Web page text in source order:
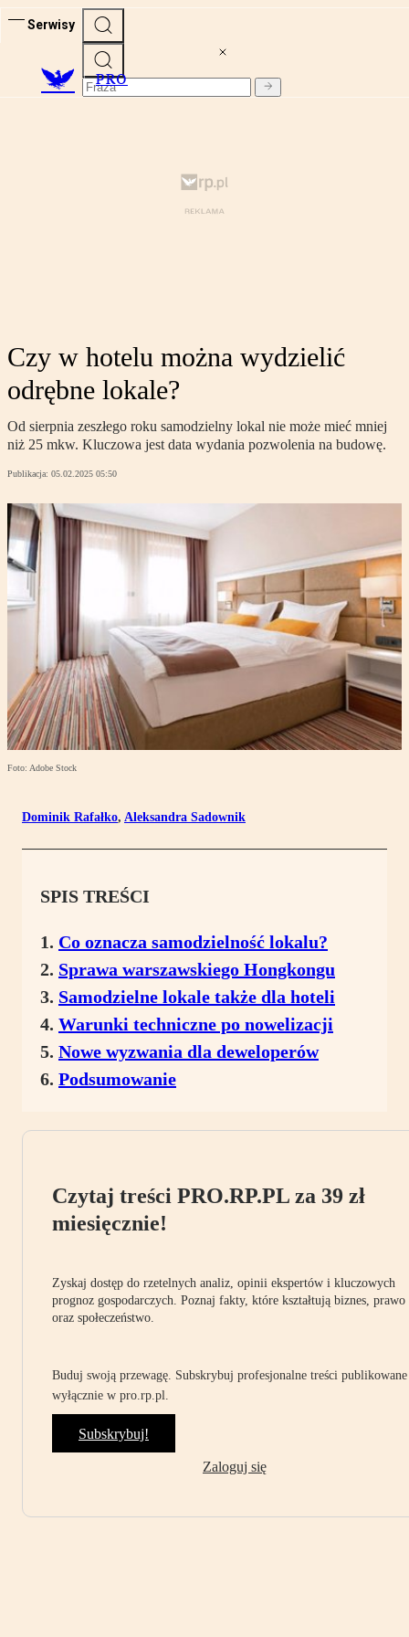
Serwisy
PRO
Czy w hotelu można wydzielić
odrębne lokale?
Od sierpnia zeszłego roku samodzielny lokal nie może mieć mniej
niż 25 mkw. Kluczowa jest data wydania pozwolenia na budowę.
Publikacja: 05.02.2025 05:50
Foto: Adobe Stock
Dominik Rafałko, Aleksandra Sadownik
SPIS TREŚCI
Co oznacza samodzielność lokalu?
Sprawa warszawskiego Hongkongu
Samodzielne lokale także dla hoteli
Warunki techniczne po nowelizacji
Nowe wyzwania dla deweloperów
Podsumowanie
Czytaj treści PRO.RP.PL za 39 zł
miesięcznie!
Zyskaj dostęp do rzetelnych analiz, opinii ekspertów i kluczowych
prognoz gospodarczych. Poznaj fakty, które kształtują biznes, prawo
oraz społeczeństwo.
Buduj swoją przewagę. Subskrybuj profesjonalne treści publikowane
wyłącznie w pro.rp.pl.
Subskrybuj!
Zaloguj się